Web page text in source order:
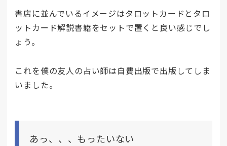
書店に並んでいるイメージはタロットカードとタロ
ットカード解説書籍をセットで置くと良い感じでし
ょう。
これを僕の友人の占い師は自費出版で出版してしま
いました。
あっ、、、もったいない